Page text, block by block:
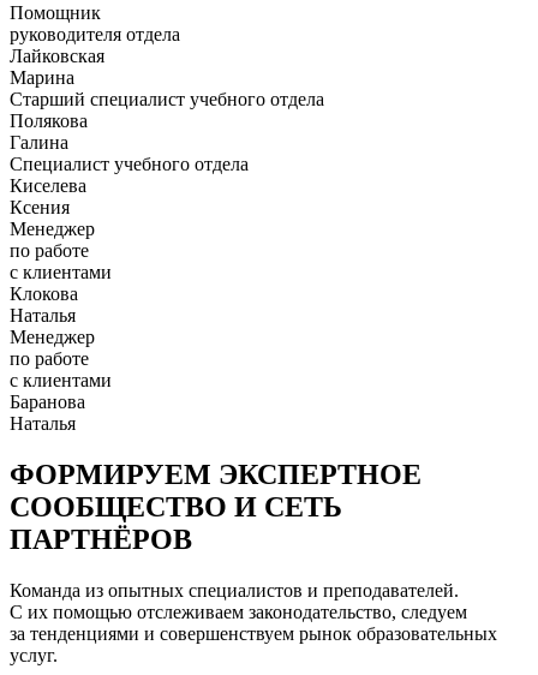
Помощник
руководителя отдела
Лайковская
Марина
Старший специалист учебного отдела
Полякова
Галина
Специалист учебного отдела
Киселева
Ксения
Менеджер
по работе
с клиентами
Клокова
Наталья
Менеджер
по работе
с клиентами
Баранова
Наталья
ФОРМИРУЕМ ЭКСПЕРТНОЕ
СООБЩЕСТВО И СЕТЬ
ПАРТНЁРОВ
Команда из опытных специалистов и преподавателей.
С их помощью отслеживаем законодательство, следуем
за тенденциями и совершенствуем рынок образовательных
услуг.